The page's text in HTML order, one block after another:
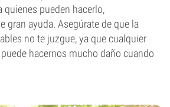
quienes pueden hacerlo,
gran ayuda. Asegúrate de que la
no te juzgue, ya que cualquier
hacernos mucho daño cuando